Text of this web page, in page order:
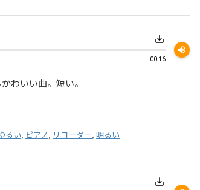
save_alt
00:16
volume_up
わいい曲。短い。
るい, ピアノ, リコーダー, 明るい
save_alt